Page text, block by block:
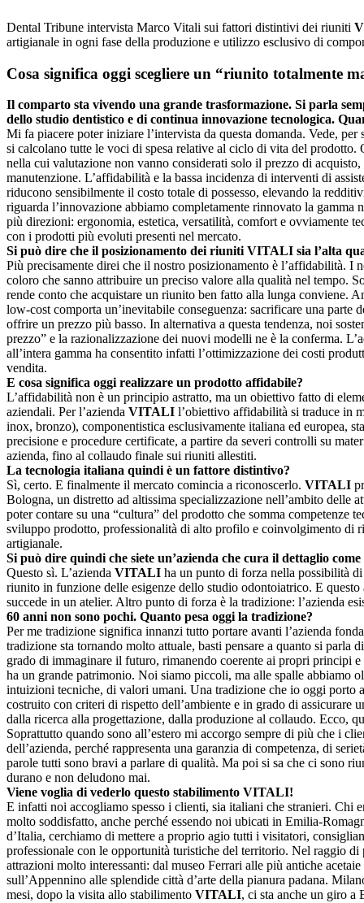
Dental Tribune intervista Marco Vitali sui fattori distintivi dei riuniti
artigianale in ogni fase della produzione e utilizzo esclusivo di
Cosa significa oggi scegliere un “riunito totalmente
Il comparto sta vivendo una grande trasformazione. Si parla
dello studio dentistico e di continua innovazione tecnologica.
Mi fa piacere poter iniziare l’intervista da questa domanda. Vede,
si calcolano tutte le voci di spesa relative al ciclo di vita del prodotto.
nella cui valutazione non vanno considerati solo il prezzo di
manutenzione. L’affidabilità e la bassa incidenza di interventi di
riducono sensibilmente il costo totale di possesso, elevando la
riguarda l’innovazione abbiamo completamente rinnovato la gamma
più direzioni: ergonomia, estetica, versatilità, comfort e ovviamente
con i prodotti più evoluti presenti nel mercato.
Si può dire che il posizionamento dei riuniti VITALI sia l’alta
Più precisamente direi che il nostro posizionamento è l’affidabilità. I
coloro che sanno attribuire un preciso valore alla qualità nel tempo.
rende conto che acquistare un riunito ben fatto alla lunga conviene.
low-cost comporta un’inevitabile conseguenza: sacrificare una parte
offrire un prezzo più basso. In alternativa a questa tendenza, noi
prezzo” e la razionalizzazione dei nuovi modelli ne è la conferma.
all’intera gamma ha consentito infatti l’ottimizzazione dei costi
vendita.
E cosa significa oggi realizzare un prodotto affidabile?
L’affidabilità non è un principio astratto, ma un obiettivo fatto di
aziendali. Per l’azienda VITALI l’obiettivo affidabilità si traduce in
inox, bronzo), componentistica esclusivamente italiana ed europea,
precisione e procedure certificate, a partire da severi controlli su
azienda, fino al collaudo finale sui riuniti allestiti.
La tecnologia italiana quindi è un fattore distintivo?
Sì, certo. E finalmente il mercato comincia a riconoscerlo. VITALI
Bologna, un distretto ad altissima specializzazione nell’ambito delle
poter contare su una “cultura” del prodotto che somma competenze
sviluppo prodotto, professionalità di alto profilo e coinvolgimento di
artigianale.
Si può dire quindi che siete un’azienda che cura il dettaglio
Questo sì. L’azienda VITALI ha un punto di forza nella possibilità
riunito in funzione delle esigenze dello studio odontoiatrico. E
succede in un atelier. Altro punto di forza è la tradizione: l’azienda
60 anni non sono pochi. Quanto pesa oggi la tradizione?
Per me tradizione significa innanzi tutto portare avanti l’azienda
tradizione sta tornando molto attuale, basti pensare a quanto si parla
grado di immaginare il futuro, rimanendo coerente ai propri principi
ha un grande patrimonio. Noi siamo piccoli, ma alle spalle abbiamo
intuizioni tecniche, di valori umani. Una tradizione che io oggi porto
costruito con criteri di rispetto dell’ambiente e in grado di assicurare
dalla ricerca alla progettazione, dalla produzione al collaudo. Ecco,
Soprattutto quando sono all’estero mi accorgo sempre di più che i
dell’azienda, perché rappresenta una garanzia di competenza, di
parole tutti sono bravi a parlare di qualità. Ma poi si sa che ci sono
durano e non deludono mai.
Viene voglia di vederlo questo stabilimento VITALI!
E infatti noi accogliamo spesso i clienti, sia italiani che stranieri. Chi
molto soddisfatto, anche perché essendo noi ubicati in Emilia-
d’Italia, cerchiamo di mettere a proprio agio tutti i visitatori,
professionale con le opportunità turistiche del territorio. Nel raggio
attrazioni molto interessanti: dal museo Ferrari alle più antiche
sull’Appennino alle splendide città d’arte della pianura padana.
mesi, dopo la visita allo stabilimento VITALI, ci sta anche un giro a